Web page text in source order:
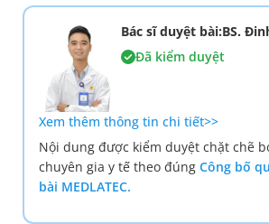
Bác sĩ duyệt bài:BS.
Đã kiểm duyệt
Xem thêm thông tin chi tiết>>
Nội dung được kiểm duyệt chặt chẽ
chuyên gia y tế theo đúng Công bố
bài MEDLATEC.